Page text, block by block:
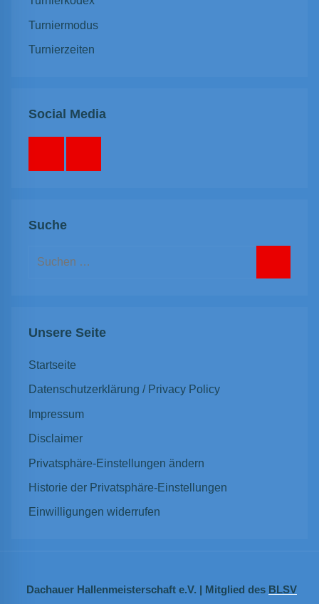
Turniermodus
Turnierzeiten
Social Media
Suche
Suchen
Unsere Seite
Startseite
Datenschutzerklärung / Privacy Policy
Impressum
Disclaimer
Privatsphäre-Einstellungen ändern
Historie der Privatsphäre-Einstellungen
Einwilligungen widerrufen
Dachauer Hallenmeisterschaft e.V. | Mitglied des BLSV